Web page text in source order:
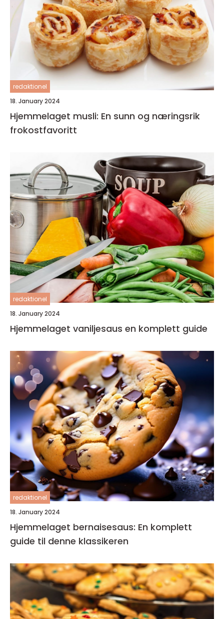
redaktionel
18. January 2024
Hjemmelaget musli: En sunn og næringsrik
frokostfavoritt
redaktionel
18. January 2024
Hjemmelaget vaniljesaus en komplett guide
redaktionel
18. January 2024
Hjemmelaget bernaisesaus: En komplett
guide til denne klassikeren